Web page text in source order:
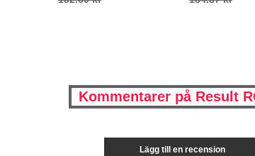
Kommentarer på Result
Lägg till en recension